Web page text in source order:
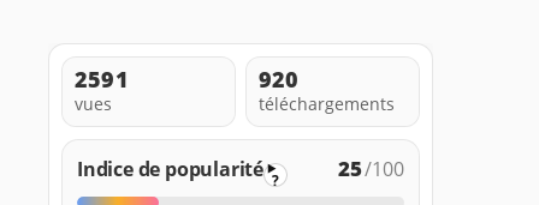
2591
vues
920
téléchargements
Indice de popularité ? 25/100